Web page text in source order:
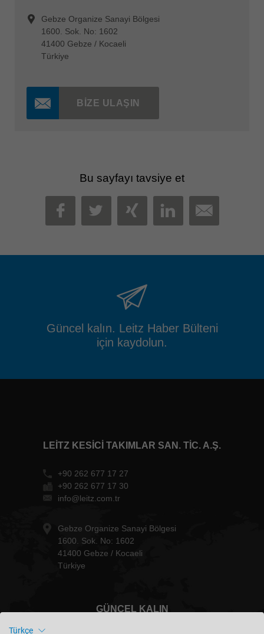
Gebze Organize Sanayi Bölgesi
1600. Sok. No: 1602
41400 Gebze / Kocaeli
Türkiye
BIZE ULAŞIN
Bu sayfayı tavsiye et
FACEBOOK
TWITTER
XINGLINKEDIN
MAIL
Güncel kalın. Leitz Haber Bülteni
için kaydolun.
LEITZ KESICI TAKIMLAR SAN. TIC. A.Ş.
+90 262 677 17 27
+90 262 677 17 30
info@leitz.com.tr
Gebze Organize Sanayi Bölgesi
1600. Sok. No: 1602
41400 Gebze / Kocaeli
Türkiye
GÜNCEL KALIN
Türkçe